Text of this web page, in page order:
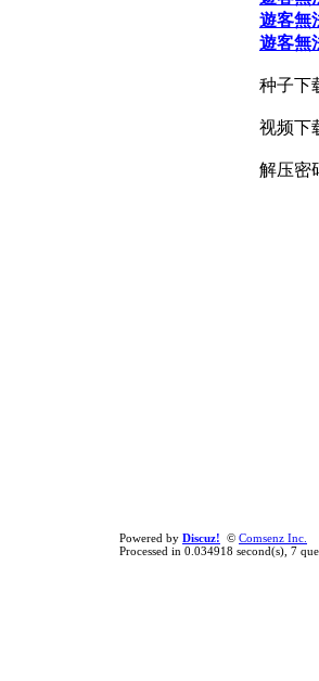
遊客無
遊客無
种子下
视频下
解压密
Powered by Discuz! © Comsenz Inc.
Processed in 0.034918 second(s), 7